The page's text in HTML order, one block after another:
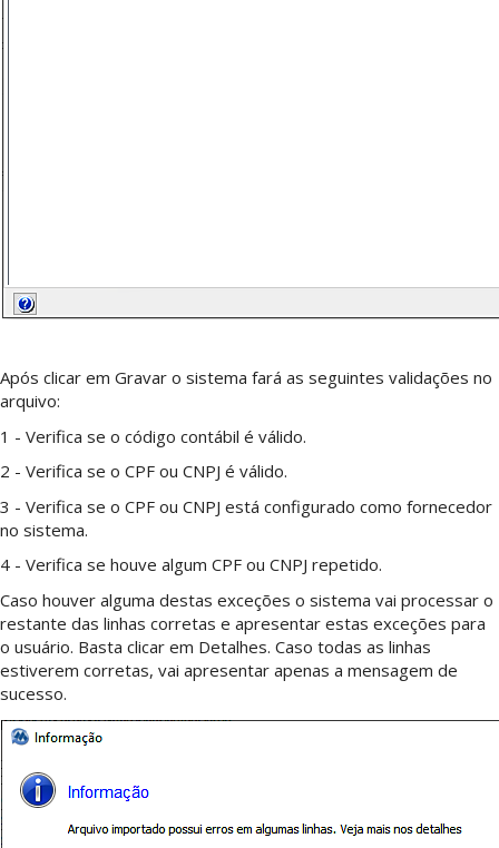
Após clicar em Gravar o sistema fará as seguintes validações no
arquivo:
1 - Verifica se o código contábil é válido.
2 - Verifica se o CPF ou CNPJ é válido.
3 - Verifica se o CPF ou CNPJ está configurado como fornecedor
no sistema.
4 - Verifica se houve algum CPF ou CNPJ repetido.
Caso houver alguma destas exceções o sistema vai processar o
restante das linhas corretas e apresentar estas exceções para
o usuário. Basta clicar em Detalhes. Caso todas as linhas
estiverem corretas, vai apresentar apenas a mensagem de
sucesso.